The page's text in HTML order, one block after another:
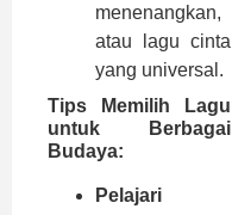
menenangkan,
atau lagu cinta
yang universal.
Tips Memilih Lagu
untuk Berbagai
Budaya:
Pelajari